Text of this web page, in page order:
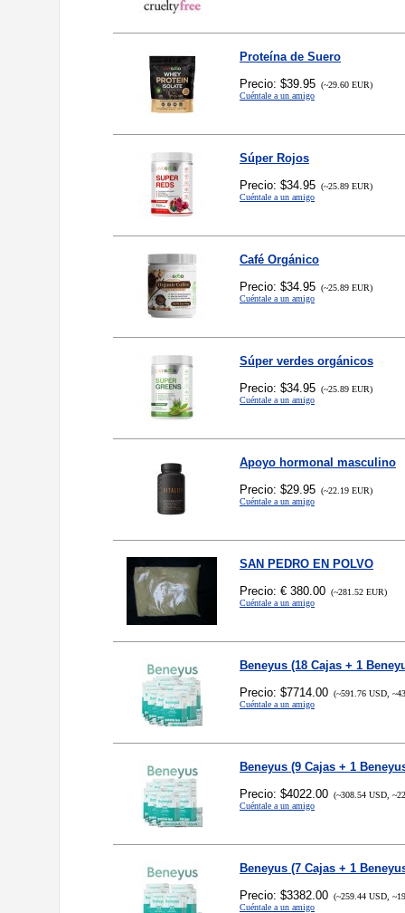
Proteína de Suero
Precio: $39.95 (~29.60 EUR)
Cuéntale a un amigo
Súper Rojos
Precio: $34.95 (~25.89 EUR)
Cuéntale a un amigo
Café Orgánico
Precio: $34.95 (~25.89 EUR)
Cuéntale a un amigo
Súper verdes orgánicos
Precio: $34.95 (~25.89 EUR)
Cuéntale a un amigo
Apoyo hormonal masculino
Precio: $29.95 (~22.19 EUR)
Cuéntale a un amigo
SAN PEDRO EN POLVO
Precio: € 380.00 (~281.52 EUR)
Cuéntale a un amigo
Beneyus (18 Cajas + 1
Precio: $7714.00 (~591.76 USD,
Cuéntale a un amigo
Beneyus (9 Cajas + 1
Precio: $4022.00 (~308.54 USD,
Cuéntale a un amigo
Beneyus (7 Cajas + 1
Precio: $3382.00 (~259.44 USD,
Cuéntale a un amigo